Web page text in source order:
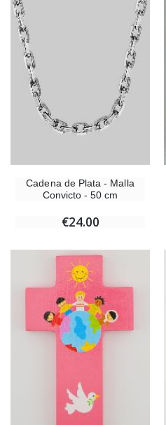
Cadena de Plata - Malla
Convicto - 50 cm
€24.00